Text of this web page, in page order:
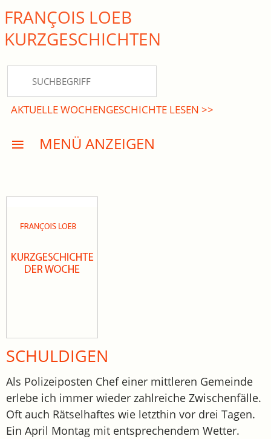
close Submenü
KURZGESCHICHTEN
DREISATZROMANE
PRESSE
FRANÇOIS LOEB
KURZ­GESCHICHTEN
AKTUELLE WOCHENGESCHICHTE LESEN >>
MENÜ ANZEIGEN
SCHULDIGEN
Als Polizeiposten Chef einer mittleren Gemeinde
erlebe ich immer wieder zahlreiche Zwischenfälle.
Oft auch Rätselhaftes wie letzthin vor drei Tagen.
Ein April Montag mit entsprechendem Wetter.